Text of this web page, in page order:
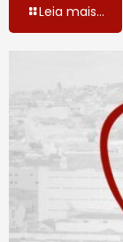
Leia mais...